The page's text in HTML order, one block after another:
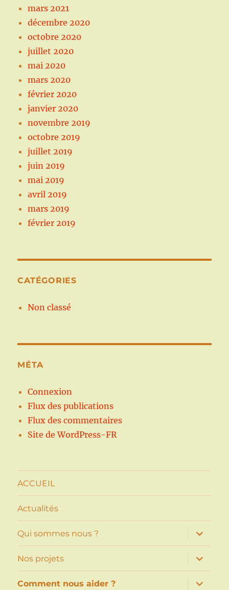
mars 2021
décembre 2020
octobre 2020
juillet 2020
mai 2020
mars 2020
février 2020
janvier 2020
novembre 2019
octobre 2019
juillet 2019
juin 2019
mai 2019
avril 2019
mars 2019
février 2019
CATÉGORIES
Non classé
MÉTA
Connexion
Flux des publications
Flux des commentaires
Site de WordPress-FR
ACCUEIL
Actualités
Qui sommes nous ?
ouvrir
le
sous-
menu
Nos projets
ouvrir
le
sous-
menu
Comment nous aider ?
ouvrir